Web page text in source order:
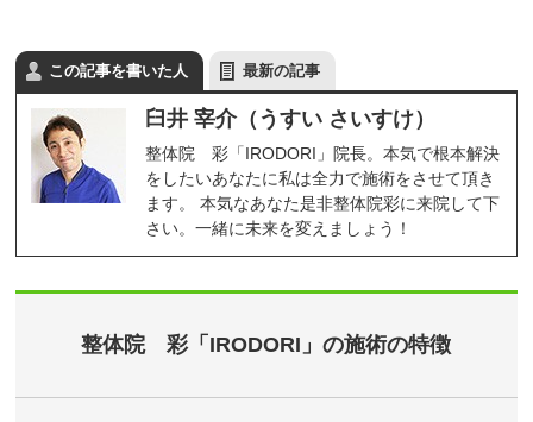
この記事を書いた人 最新の記事
臼井 宰介（うすい さいすけ）
整体院 彩「IRODORI」院長。本気で根本解決
をしたいあなたに私は全力で施術をさせて頂き
ます。 本気なあなた是非整体院彩に来院して下
さい。一緒に未来を変えましょう！
整体院 彩「IRODORI」の施術の特徴